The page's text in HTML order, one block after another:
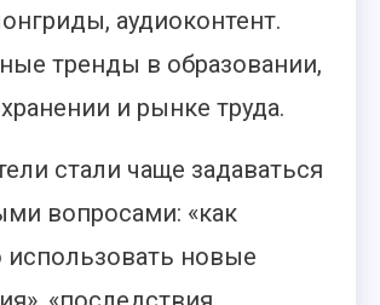
аудиоконтент.
тренды в образовании,
и рынке труда.
стали чаще задаваться
вопросами: «как
использовать новые